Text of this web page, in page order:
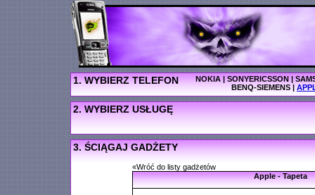
1. WYBIERZ TELEFON NOKIA|SONYERICSSON|
BENQ-SIEMENS|
2. WYBIERZ USŁUGĘ
3. ŚCIĄGAJ GADŻETY
«Wróć do listy gadżetów
Apple - Tapeta